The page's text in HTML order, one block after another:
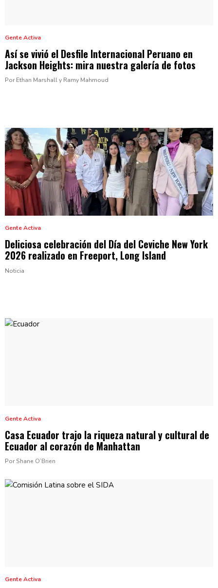
Gente Activa
Así se vivió el Desfile Internacional Peruano en
Jackson Heights: mira nuestra galería de fotos
Por Ethan Marshall y Ramy Mahmoud
Gente Activa
Deliciosa celebración del Día del Ceviche New York
2026 realizado en Freeport, Long Island
Noticia
Gente Activa
Casa Ecuador trajo la riqueza natural y cultural de
Ecuador al corazón de Manhattan
Por Shane O’Brien
Gente Activa